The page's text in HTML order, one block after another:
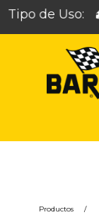
Tipo de Uso:
Productos /